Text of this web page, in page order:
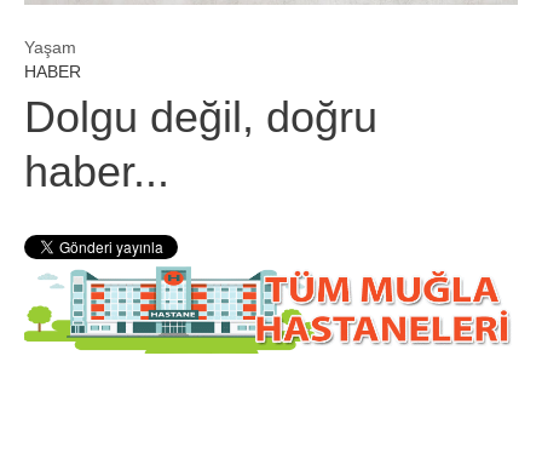
Yaşam
HABER
Dolgu değil, doğru
haber...